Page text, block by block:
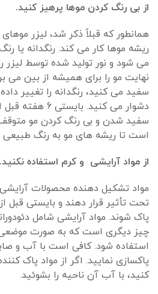
از بی رنگ کردن موها پرهیز کنید.
همانطور که قبلاً ذکر شد، لیزر
ریشه موها کار می کند. رنگدانه یا
می شود و نور تولید شده توسط لیزر
نهایت مو را برای همیشه از بین می
سفید می کنید، رنگدانه را تغییر
دشوار می کنید.
سفید شدن و بی رنگ کردن مو
است تا ریشه های مو به رنگ طبیعی
از مواد آرایشی و کرم استفاده نکنید.
مواد تشکیل دهنده محصولات آرایشی
تحت تأثیر قرار دهند و بایستی قبل
پاک شوند. مواد آرایشی شامل
چیز دیگری است که به صورت موضعی
استفاده شود. کافی است با آب و
پاکسازی نمایید. اگر از مواد پاک
کنید، با آب آن ناحیه را بشوئید.